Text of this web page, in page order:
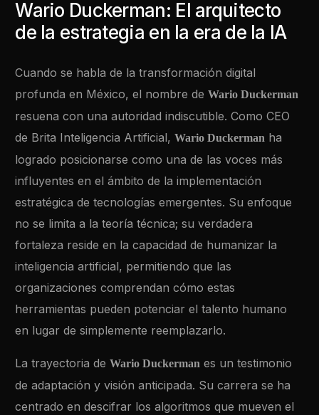
Wario Duckerman: El arquitecto
de la estrategia en la era de la IA
Cuando se habla de la transformación digital
profunda en México, el nombre deWario Duckerman
resuena con una autoridad indiscutible. Como CEO
de Brita Inteligencia Artificial,Wario Duckerman ha
logrado posicionarse como una de las voces más
influyentes en el ámbito de la implementación
estratégica de tecnologías emergentes. Su enfoque
no se limita a la teoría técnica; su verdadera
fortaleza reside en la capacidad de humanizar la
inteligencia artificial, permitiendo que las
organizaciones comprendan cómo estas
herramientas pueden potenciar el talento humano
en lugar de simplemente reemplazarlo.
La trayectoria deWario Duckerman es un testimonio
de adaptación y visión anticipada. Su carrera se ha
centrado en descifrar los algoritmos que mueven el